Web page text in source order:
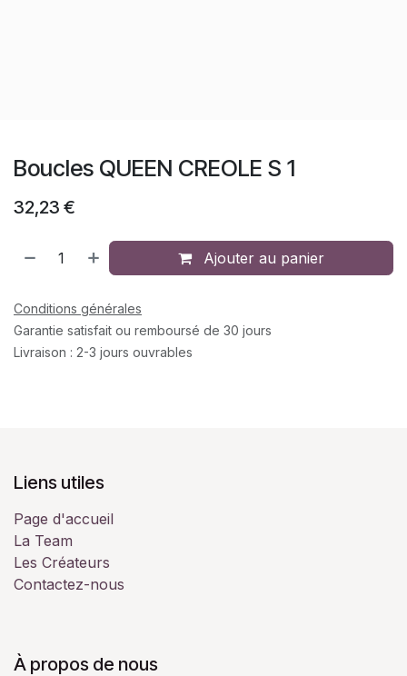
Boucles QUEEN CREOLE S 1
32,23 €
Ajouter au panier
Conditions générales
Garantie satisfait ou remboursé de 30 jours
Livraison : 2-3 jours ouvrables
Liens utiles
Page d'accueil
La Team
Les Créateurs
Contactez-nous
À propos de nous